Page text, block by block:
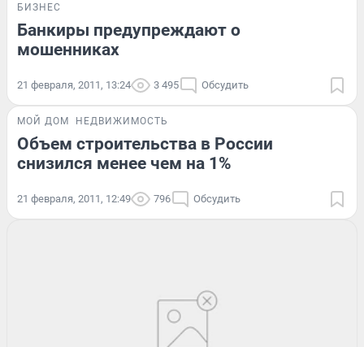
БИЗНЕС
Банкиры предупреждают о
мошенниках
21 февраля, 2011, 13:24 3 495 Обсудить
МОЙ ДОМ НЕДВИЖИМОСТЬ
Объем строительства в России
снизился менее чем на 1%
21 февраля, 2011, 12:49 796 Обсудить